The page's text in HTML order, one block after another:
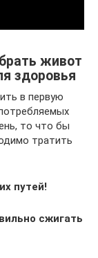
живот
здоровья
в первую
то что бы
тратить
путей!
сжигать